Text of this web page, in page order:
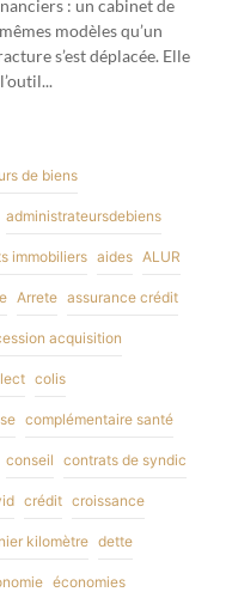
: un cabinet de
modèles qu’un
s’est déplacée. Elle
de biens
administrateursdebiens
immobiliers aides ALUR
Arrete assurance crédit
acquisition
colis
complémentaire santé
conseil contrats de syndic
crédit croissance
kilomètre dette
économies